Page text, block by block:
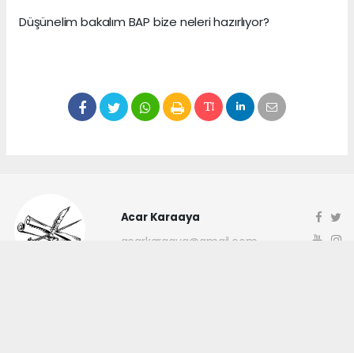
Düşünelim bakalım BAP bize neleri hazırlıyor?
Acar Karaaya
acarkaraaya@gmail.com